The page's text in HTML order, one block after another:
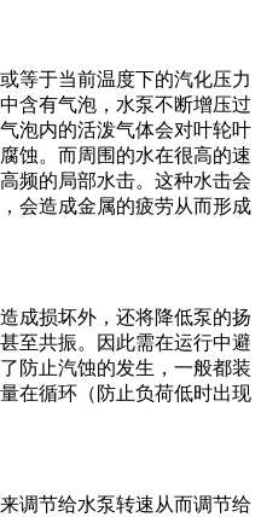
等于当前温度下的汽化压力
含有气泡，水泵不断增压过
泡内的活泼气体会对叶轮叶
蚀。而周围的水在很高的速
频的局部水击。这种水击会
会造成金属的疲劳从而形成
成损坏外，还将降低泵的扬
至共振。因此需在运行中避
防止汽蚀的发生，一般都装
在循环（防止负荷低时出现
调节给水泵转速从而调节给